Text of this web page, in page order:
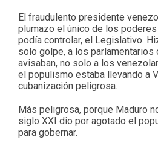
El fraudulento presidente
plumazo el único de los
podía controlar, el Legislativo.
solo golpe, a los parlamentarios
avisaban, no solo a los
el populismo estaba llevando a
cubanización peligrosa.
Más peligrosa, porque Maduro
siglo XXI dio por agotado el
para gobernar.